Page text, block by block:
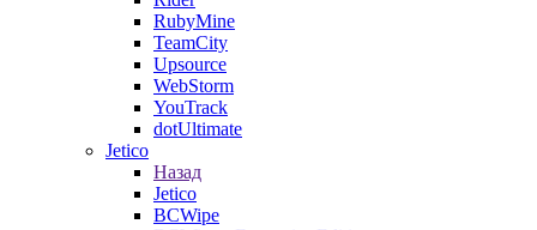
RubyMine
TeamCity
Upsource
WebStorm
YouTrack
dotUltimate
Jetico
Назад
Jetico
BCWipe